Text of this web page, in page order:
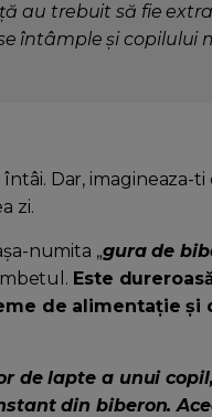
au trebuit să fie
întâmple și copilului
Dar, imagineaza-ti
zi.
numita „gura de
Este
de alimentație și
de lapte a unui
din biberon.